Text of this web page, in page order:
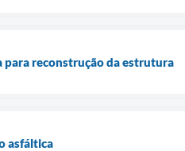
reconstrução da estrutura
asfáltica